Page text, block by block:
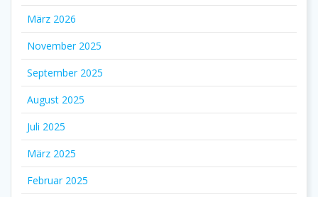
März 2026
November 2025
September 2025
August 2025
Juli 2025
März 2025
Februar 2025